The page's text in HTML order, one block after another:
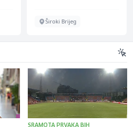
Široki Brijeg
SRAMOTA PRVAKA BIH